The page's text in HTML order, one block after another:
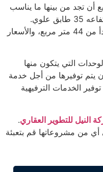
أن تجد من بينها ما يناسب
مشروعك. حيث أن المشروع يبلغ ارتفاعه 35 طابق علوي.
ومساحة الوحدة في هذا المشروع تبدأ من 44 متر مربع، والأسعار
التي يتكون منها
يتم توفيرها من أجل خدمة
الخدمات الترفيهية
النيل للتطوير العقاري.
أي من مشروعاتها قم بتعبئة